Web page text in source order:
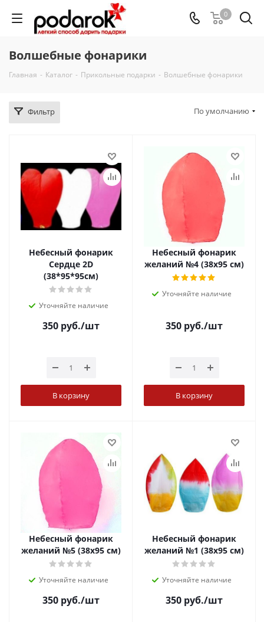
0
Волшебные фонарики
Главная - Каталог - Прикольные подарки - Волшебные фонарики
Фильтр По умолчанию
Небесный фонарик
Сердце 2D
(38*95*95см)
Уточняйте наличие
350 руб./шт
В корзину
Небесный фонарик
желаний №4 (38х95 см)
Уточняйте наличие
350 руб./шт
В корзину
Небесный фонарик
желаний №5 (38х95 см)
Уточняйте наличие
350 руб./шт
Небесный фонарик
желаний №1 (38х95 см)
Уточняйте наличие
350 руб./шт